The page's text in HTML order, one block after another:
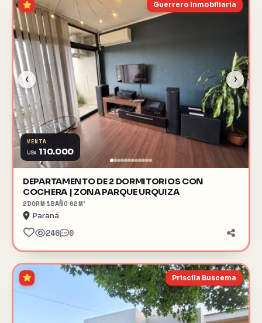
‹ ›
Guerrero Inmobiliaria
VENTA
US$ 110.000
DEPARTAMENTO DE 2 DORMITORIOS CON
COCHERA | ZONA PARQUE URQUIZA
2DORM 1BAÑO62M²
Paraná
246 0
Priscila Buscema